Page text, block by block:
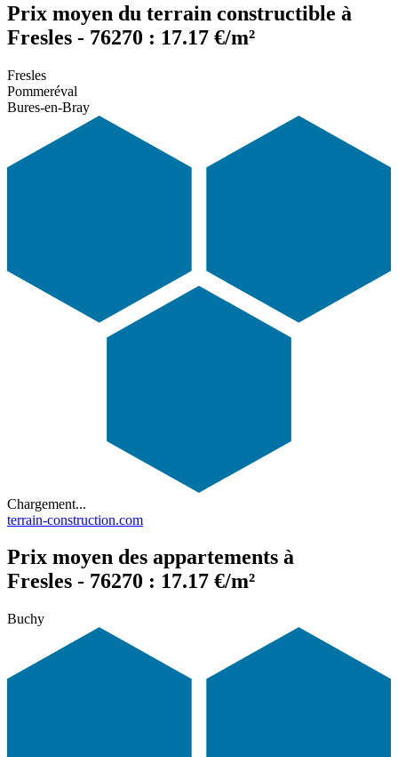
Prix moyen du terrain constructible à
Fresles - 76270 : 17.17 €/m²
Fresles
Pommeréval
Bures-en-Bray
Chargement...
terrain-construction.com
Prix moyen des appartements à
Fresles - 76270 : 17.17 €/m²
Buchy